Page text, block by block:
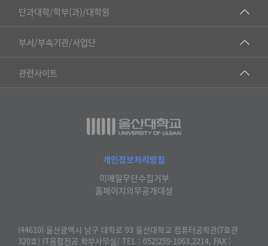
단과대학/학부(과)/대학원
■인문대학
▷국어국문학부
▷일본어·일본학과
▷프랑스어·프랑스학과
▷사회과학부
부서/부속기관/사업단
공동기기센터
공학교육혁신센터
물리BK 미래혁신응집물질물리인재교육연구단
미래기술혁신융합형인재양성센터
관련사이트
건강가정지원센터
교수협의회
온라인 기술거래 플랫폼
울산대학교 총동문회
개인정보처리방침
이메일무단수집거부
홈페이지의무공개대상
(44610) 울산광역시 남구 대학로 93 울산대학교 컴퓨터공학관(7호관
320호) IT융합전공 학부사무실/ TEL : 052)259-1063,2214, FAX :